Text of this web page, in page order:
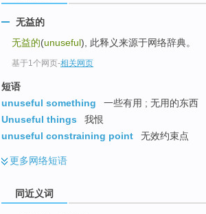
无益的
无益的(unuseful), 此释义来源于网络辞典。
基于1个网页-相关网页
短语
unuseful something
一些有用 ; 无用的东西
Unuseful things
我恨
unuseful constraining point
无效约束点
更多网络短语
同近义词